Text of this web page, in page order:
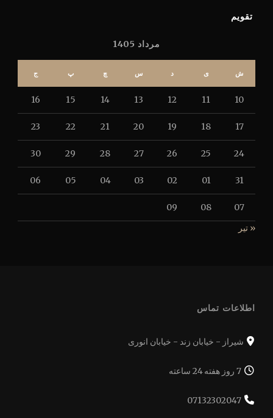
تقویم
مرداد 1405
ش ی د س چ پ ج
10
11
12
13
14
15
16
17
18
19
20
21
22
23
24
25
26
27
28
29
30
31
01
02
03
04
05
06
07
08
09
« تیر
اطلاعات تماس
شیراز - خیابان زند - خیابان انوری